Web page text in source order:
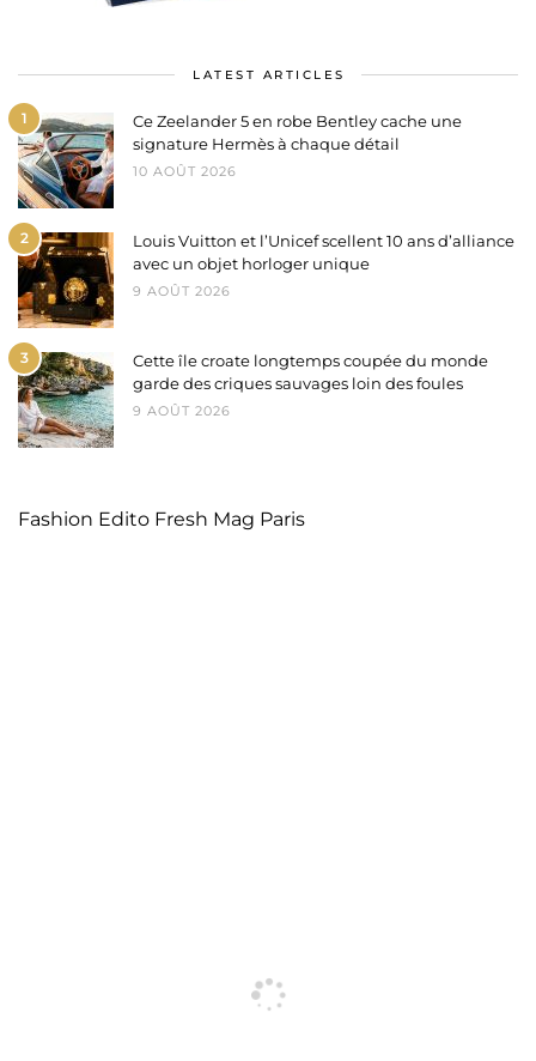
LATEST ARTICLES
1
Ce Zeelander 5 en robe Bentley cache une
signature Hermès à chaque détail
10 AOÛT 2026
2
Louis Vuitton et l’Unicef scellent 10 ans d’alliance
avec un objet horloger unique
9 AOÛT 2026
3
Cette île croate longtemps coupée du monde
garde des criques sauvages loin des foules
9 AOÛT 2026
Fashion Edito Fresh Mag Paris